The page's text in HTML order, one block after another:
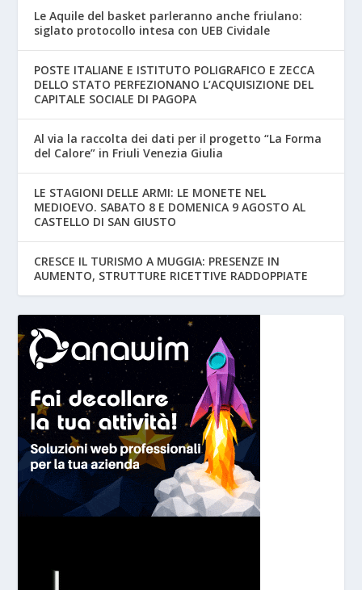
Le Aquile del basket parleranno anche friulano:
siglato protocollo intesa con UEB Cividale
POSTE ITALIANE E ISTITUTO POLIGRAFICO E ZECCA
DELLO STATO PERFEZIONANO L’ACQUISIZIONE DEL
CAPITALE SOCIALE DI PAGOPA
Al via la raccolta dei dati per il progetto “La Forma
del Calore” in Friuli Venezia Giulia
LE STAGIONI DELLE ARMI: LE MONETE NEL
MEDIOEVO. SABATO 8 E DOMENICA 9 AGOSTO AL
CASTELLO DI SAN GIUSTO
CRESCE IL TURISMO A MUGGIA: PRESENZE IN
AUMENTO, STRUTTURE RICETTIVE RADDOPPIATE